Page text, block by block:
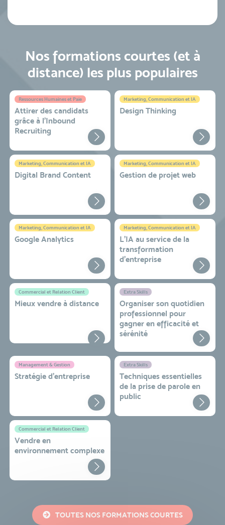
Nos formations courtes (et à
distance) les plus populaires
Ressources Humaines et Paie
Attirer des candidats
grâce à l’Inbound
Recruiting
Marketing, Communication et IA
Design Thinking
Marketing, Communication et IA
Digital Brand Content
Marketing, Communication et IA
Gestion de projet web
Marketing, Communication et IA
Google Analytics
Marketing, Communication et IA
L'IA au service de la
transformation
d'entreprise
Commercial et Relation Client
Mieux vendre à distance
Extra Skills
Organiser son quotidien
professionnel pour
gagner en efficacité et
sérénité
Management & Gestion
Stratégie d’entreprise
Extra Skills
Techniques essentielles
de la prise de parole en
public
Commercial et Relation Client
Vendre en
environnement complexe
TOUTES NOS FORMATIONS COURTES